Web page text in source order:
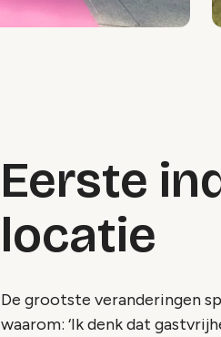
Eerste
locatie
De grootste veranderingen
waarom: ‘Ik denk dat